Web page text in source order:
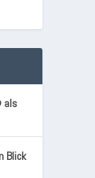
als
Blick